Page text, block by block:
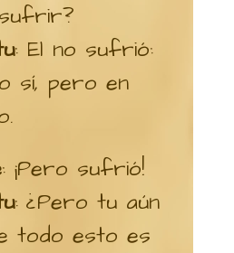
: El no sufrió:
sí, pero en
: ¡Pero sufrió!
: ¿Pero tu aún
todo esto es